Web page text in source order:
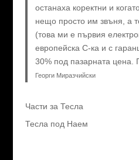
останаха коректни и
нещо просто им звъня, а
(това ми е първия
европейска C-ка и с
30% под пазарната цена.
Георги Миразчийски
Части за Тесла
Тесла под Наем